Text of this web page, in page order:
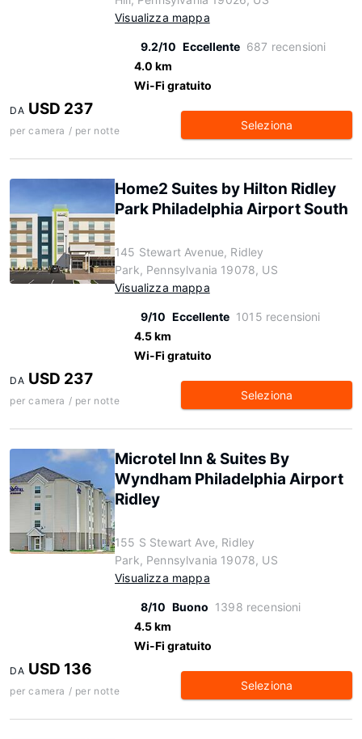
Visualizza mappa
9.2/10 Eccellente 687 recensioni
4.0 km
Wi-Fi gratuito
DA USD 237
per camera / per notte Seleziona
Home2 Suites by Hilton Ridley
Park Philadelphia Airport South
145 Stewart Avenue, Ridley
Park, Pennsylvania 19078, US
Visualizza mappa
9/10 Eccellente 1015 recensioni
4.5 km
Wi-Fi gratuito
DA USD 237
per camera / per notte Seleziona
Microtel Inn & Suites By
Wyndham Philadelphia Airport
Ridley
155 S Stewart Ave, Ridley
Park, Pennsylvania 19078, US
Visualizza mappa
8/10 Buono 1398 recensioni
4.5 km
Wi-Fi gratuito
DA USD 136
per camera / per notte Seleziona